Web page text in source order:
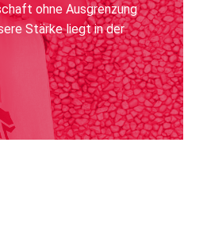
ohne Ausgrenzung
Stärke liegt in der